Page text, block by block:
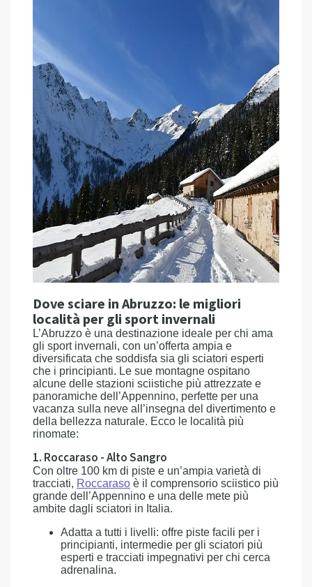
Dove sciare in Abruzzo: le migliori
località per gli sport invernali
L’Abruzzo è una destinazione ideale per chi ama
gli sport invernali, con un’offerta ampia e
diversificata che soddisfa sia gli sciatori esperti
che i principianti. Le sue montagne ospitano
alcune delle stazioni sciistiche più attrezzate e
panoramiche dell’Appennino, perfette per una
vacanza sulla neve all’insegna del divertimento e
della bellezza naturale. Ecco le località più
rinomate:
1. Roccaraso - Alto Sangro
Con oltre 100 km di piste e un’ampia varietà di
tracciati, Roccaraso è il comprensorio sciistico più
grande dell’Appennino e una delle mete più
ambite dagli sciatori in Italia.
Adatta a tutti i livelli: offre piste facili per i
principianti, intermedie per gli sciatori più
esperti e tracciati impegnativi per chi cerca
adrenalina.